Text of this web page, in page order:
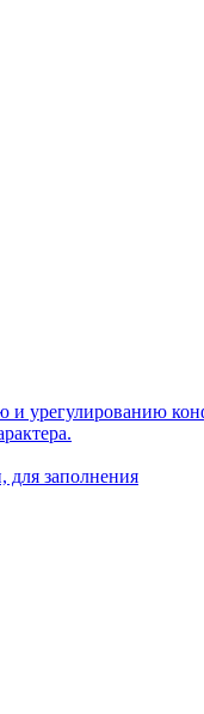
урегулированию
для заполнения